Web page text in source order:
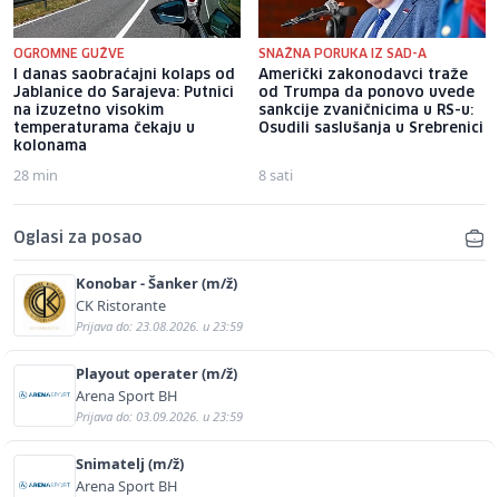
OGROMNE GUŽVE
I danas saobraćajni kolaps od
Jablanice do Sarajeva: Putnici
na izuzetno visokim
temperaturama čekaju u
kolonama
28 min
SNAŽNA PORUKA IZ SAD-A
Američki zakonodavci traže
od Trumpa da ponovo uvede
sankcije zvaničnicima u RS-u:
Osudili saslušanja u Srebrenici
8 sati
Oglasi za posao
Konobar - Šanker (m/ž)
CK Ristorante
Prijava do: 23.08.2026. u 23:59
Playout operater (m/ž)
Arena Sport BH
Prijava do: 03.09.2026. u 23:59
Snimatelj (m/ž)
Arena Sport BH